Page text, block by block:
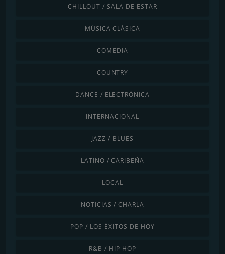
CHILLOUT / SALA DE ESTAR
MÚSICA CLÁSICA
COMEDIA
COUNTRY
DANCE / ELECTRÓNICA
INTERNACIONAL
JAZZ / BLUES
LATINO / CARIBEÑA
LOCAL
NOTICIAS / CHARLA
POP / LOS ÉXITOS DE HOY
R&B / HIP HOP